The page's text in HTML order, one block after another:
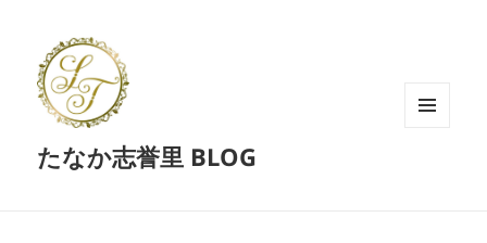
たなか志誉里 BLOG